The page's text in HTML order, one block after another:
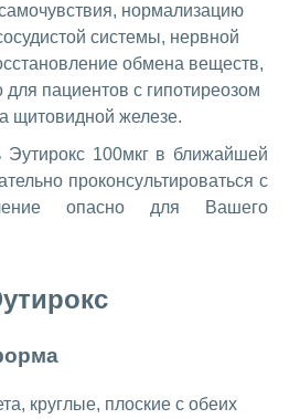
нормализацию
системы, нервной
обмена веществ,
пациентов с гипотиреозом
щитовидной железе.
Эутирокс 100мкг в ближайшей
проконсультироваться с
опасно для Вашего
круглые, плоские с обеих